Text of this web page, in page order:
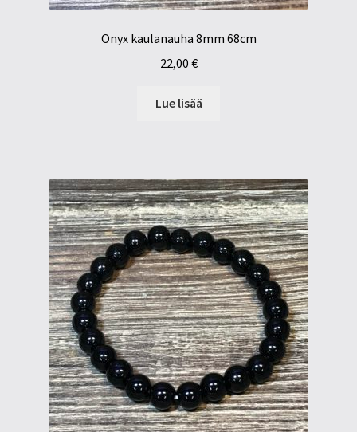
Onyx kaulanauha 8mm 68cm
22,00 €
Lue lisää